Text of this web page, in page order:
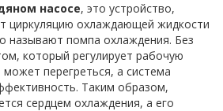
насосе, это устройство,
циркуляцию охлаждающей жидкости
называют помпа охлаждения. Без
, который регулирует рабочую
может перегреться, а система
Таким образом,
сердцем охлаждения, а его